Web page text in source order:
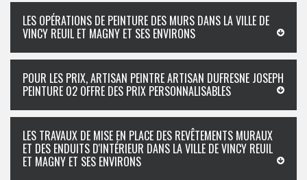
LES OPÉRATIONS DE PEINTURE DES MURS DANS LA VILLE DE
VINCY REUIL ET MAGNY ET SES ENVIRONS
POUR LES PRIX, ARTISAN PEINTRE ARTISAN DUFRESNE JOSEPH
PEINTURE 02 OFFRE DES PRIX PERSONNALISABLES
LES TRAVAUX DE MISE EN PLACE DES REVÊTEMENTS MURAUX
ET DES ENDUITS D'INTÉRIEUR DANS LA VILLE DE VINCY REUIL
ET MAGNY ET SES ENVIRONS